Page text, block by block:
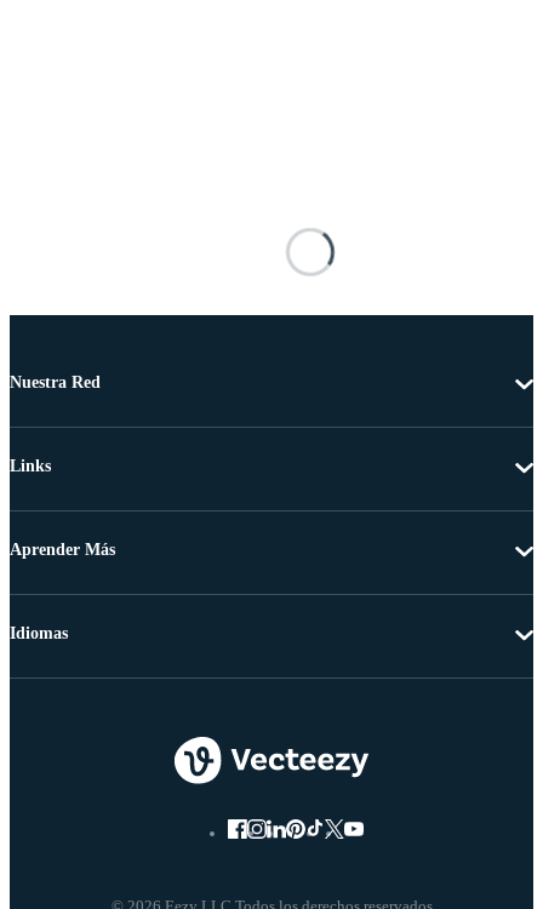
Nuestra Red
Links
Aprender Más
Idiomas